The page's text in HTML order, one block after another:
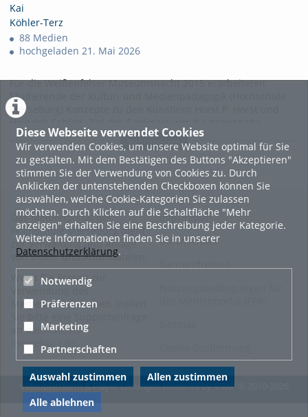
Diese Webseite verwendet Cookies
Wir verwenden Cookies, um unsere Website optimal für Sie
zu gestalten. Mit dem Bestätigen des Buttons "Akzeptieren"
stimmen Sie der Verwendung von Cookies zu. Durch
Anklicken der untenstehenden Checkboxen können Sie
auswählen, welche Cookie-Kategorien Sie zulassen
möchten. Durch Klicken auf die Schaltfläche "Mehr
anzeigen" erhalten Sie eine Beschreibung jeder Kategorie.
Weitere Informationen finden Sie in unserer
Datenschutzerklärung.
Notwendig
Präferenzen
Marketing
Partnerschaften
Auswahl zustimmen
Allen zustimmen
Alle ablehnen
Kai
Köhler-Terz
88 Medien
hochgeladen 21. Mai 2026
Für die Weißenfelser Museumsnacht 2015 erarbeiteten
Studierende der Kultur- und Medienpädagogik (Hochschule
Merseburg) Konzepte zu den Künstlern Horst P. Horst und
interdisziplinäre Wissensvermittlung in den Bereichen
Theater, Foto, Video und Musik. In enger Zusammenarbeit mit
der Stadt Weißenfels und lokalen Kultureinrichtungen
entstand eine vielfältige Präsentation im Kloster St. Claren in
Weißenfels. Die Ergebnisse umfassten Ausstellungen,
Performances und Filmproduktionen."
Tags:
thomas tiltmann
fotografie
30 jahr kmp
Kategorien: Soziale
Arbeit.Medien.Kultur
Studieren,Medienkunst
Das Medienportal der
Hochschule Merseburg dient
zur Verwaltung und Ablage
von Video- und Audiodateien.
Wenn Sie Fragen zur
Verwendung des
Medienportals haben, stellen
anmedien@hs-
merseburg.de
Impressum
Datenschutz
Videoplattform & Player Lösungen powered byVIMP